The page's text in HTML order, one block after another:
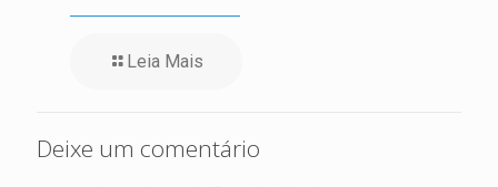
Leia Mais
Deixe um comentário